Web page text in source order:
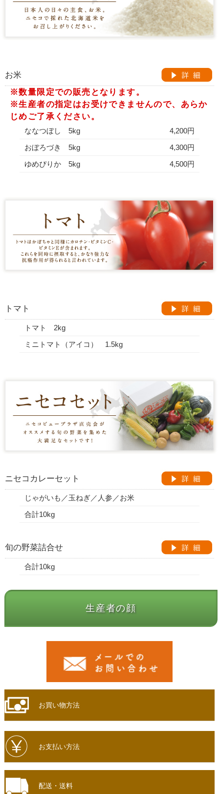
お米
※数量限定での販売となります。
※生産者の指定はお受けできませんので、あらか
じめご了承ください。
ななつぼし 5kg
4,200円
おぼろづき 5kg
4,300円
ゆめぴりか 5kg
4,500円
トマト
トマト 2kg
ミニトマト（アイコ） 1.5kg
ニセコカレーセット
じゃがいも／玉ねぎ／人参／お米
合計10kg
旬の野菜詰合せ
合計10kg
生産者の顔
お買い物方法
お支払い方法
配送・送料